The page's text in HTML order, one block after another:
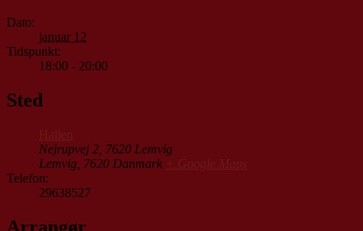
Dato:
januar 12
Tidspunkt:
18:00 - 20:00
Sted
Nejrupvej 2, 7620 Lemvig
Lemvig 7620 Danmark
Telefon:
29638527